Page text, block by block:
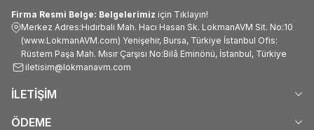
Firma Resmi Belge: Belgelerimiz için Tıklayın!
Merkez Adres:Hıdırbali Mah. Hacı Hasan Sk. LokmanAVM Sit. No:10
(www.LokmanAVM.com) Yenişehir, Bursa, Türkiye İstanbul Ofis:
Rüstem Paşa Mah. Mısır Çarşısı No:Bilâ Eminönü, İstanbul, Türkiye
iletisim@lokmanavm.com
İLETİŞİM
ÖDEME